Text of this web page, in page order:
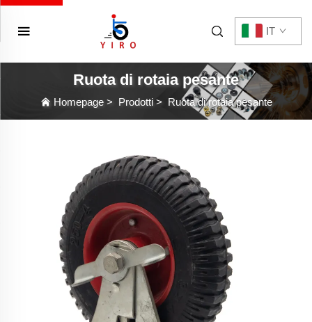
IT
Ruota di rotaia pesante
Homepage> Prodotti> Ruota di rotaia pesante